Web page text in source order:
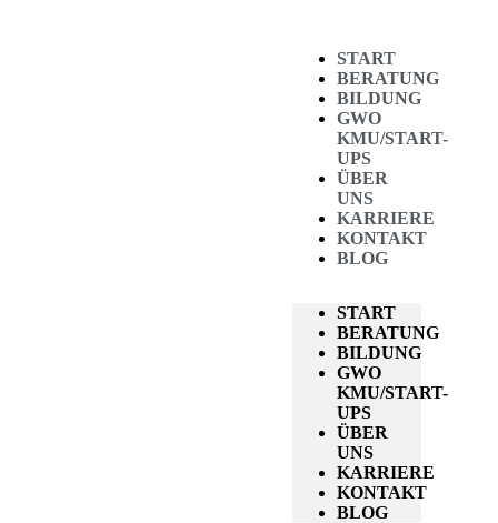
START
BERATUNG
BILDUNG
GWO
KMU/START-
UPS
ÜBER
UNS
KARRIERE
KONTAKT
BLOG
START
BERATUNG
BILDUNG
GWO
KMU/START-
UPS
ÜBER
UNS
KARRIERE
KONTAKT
BLOG